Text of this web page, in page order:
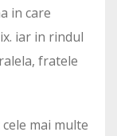
in care
iar in rindul
fratele
mai multe